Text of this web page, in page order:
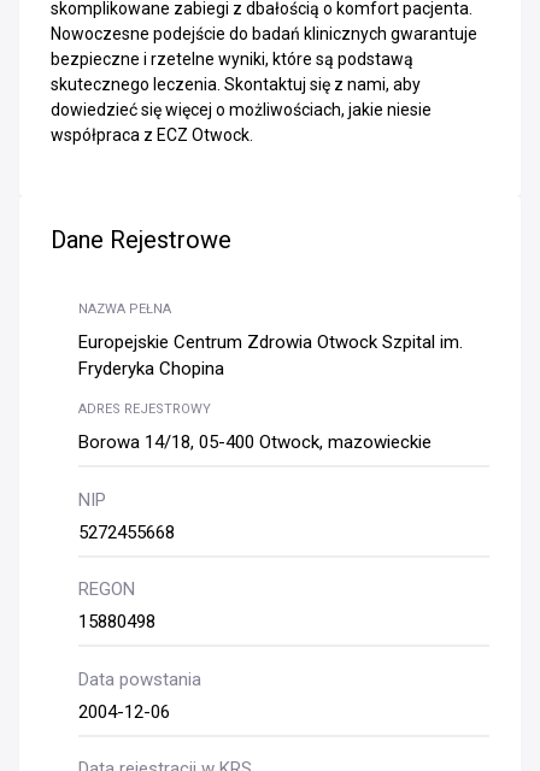
skomplikowane zabiegi z dbałością o komfort pacjenta.
Nowoczesne podejście do badań klinicznych gwarantuje
bezpieczne i rzetelne wyniki, które są podstawą
skutecznego leczenia. Skontaktuj się z nami, aby
dowiedzieć się więcej o możliwościach, jakie niesie
współpraca z ECZ Otwock.
Dane Rejestrowe
NAZWA PEŁNA
Europejskie Centrum Zdrowia Otwock Szpital im.
Fryderyka Chopina
ADRES REJESTROWY
Borowa 14/18, 05-400 Otwock, mazowieckie
NIP
5272455668
REGON
15880498
Data powstania
2004-12-06